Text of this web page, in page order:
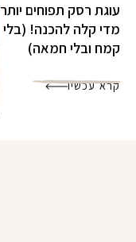
עוגת רסק תפוחים יותר
מדי קלה להכנה! (בלי
קמח ובלי חמאה)
קרא עכשיו